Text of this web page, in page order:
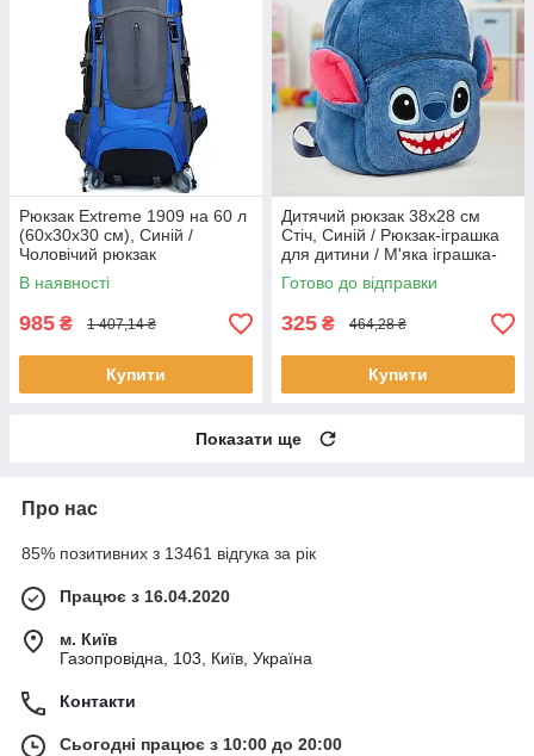
Рюкзак Extreme 1909 на 60 л
(60х30х30 см), Синій /
Чоловічий рюкзак
туристичний
В наявності
985 ₴ 1 407,14 ₴
Купити
Дитячий рюкзак 38x28 см
Стіч, Синій / Рюкзак-іграшка
для дитини / М'яка іграшка-
сумка
Готово до відправки
325 ₴ 464,28 ₴
Купити
Показати ще
Про нас
85% позитивних з 13461 відгука за рік
Працює з 16.04.2020
м. Київ
Газопровідна, 103, Київ, Україна
Контакти
Сьогодні працює з 10:00 до 20:00